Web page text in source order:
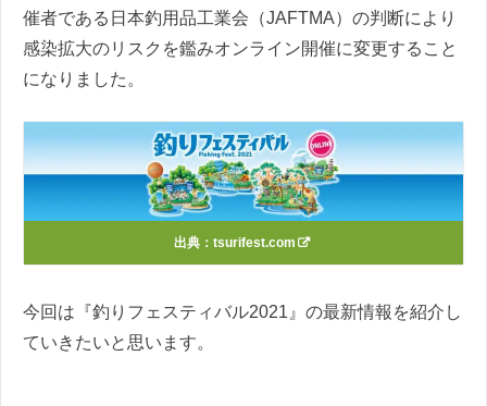
催者である日本釣用品工業会（JAFTMA）の判断により
感染拡大のリスクを鑑みオンライン開催に変更すること
になりました。
出典： tsurifest.com
今回は『釣りフェスティバル2021』の最新情報を紹介し
ていきたいと思います。